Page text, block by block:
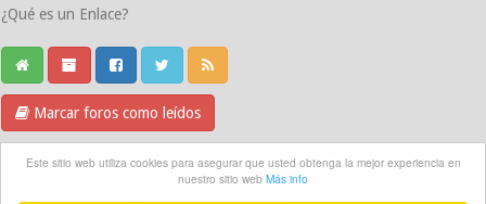
Este sitio web utiliza cookies para asegurar que usted obtenga la mejor experiencia en
nuestro sitio web Más info
¿Qué es un Enlace?
Marcar foros como leídos
Grupo Telegram